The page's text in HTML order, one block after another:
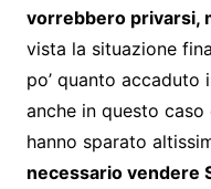
vorrebbero privarsi,
vista la situazione
po’ quanto
anche in questo
hanno sparato
necessario vendere